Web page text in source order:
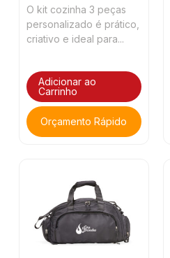
O kit cozinha 3 peças
personalizado é prático,
criativo e ideal para...
Adicionar ao
Carrinho
Orçamento Rápido